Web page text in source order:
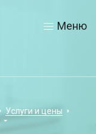
Меню
Услуги и цены